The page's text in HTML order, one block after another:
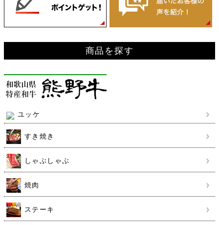
商品を探す
ユッケ
すき焼き
しゃぶしゃぶ
焼肉
ステーキ